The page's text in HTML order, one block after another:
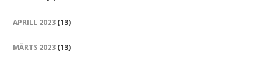
APRILL 2023 (13)
MÄRTS 2023 (13)